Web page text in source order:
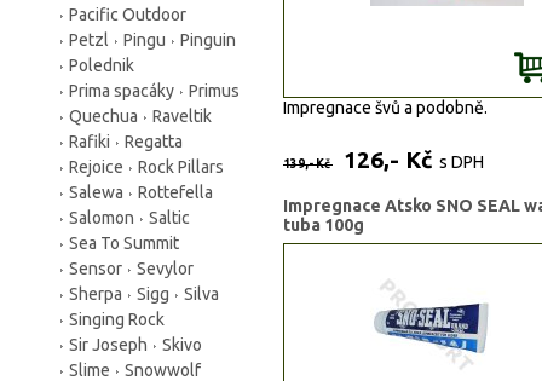
Pacific Outdoor
Petzl
Pingu
Pinguin
Polednik
Prima spacáky
Primus
Quechua
Raveltik
Rafiki
Regatta
Rejoice
Rock Pillars
Salewa
Rottefella
Salomon
Saltic
Sea To Summit
Sensor
Sevylor
Sherpa
Sigg
Silva
Singing Rock
Sir Joseph
Skivo
Slime
Snowwolf
Impregnace švů a podobně.
139,- Kč 126,- Kč s DPH
Impregnace Atsko SNO SEAL
tuba 100g